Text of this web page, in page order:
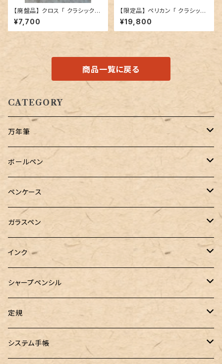
【廃盤品】 クロス 「 クラシック
センチュリー ボールペン （クロ
ーム ／箱無し）」
¥7,700
【限定品】 ペリカン 「 クラシック
K200 ボールペン （パステルブ
ルー）」
¥19,800
商品一覧に戻る
CATEGORY
万年筆
Pelikan（ペリカン）
PILOT（パイロット）
万年筆用コンバーター
SAILOR（セーラー）
PLATINUM（プラチナ）
BENU（ベヌー）
PARKER（パーカー）
Kaweco（カヴェコ）
ボールペン
オリジナルボールペン
Pelikan（ペリカン）
マルチペン
PILOT（パイロット）
SAILOR（セーラー）
Caran d'Ache（カランダッシュ）
Kaweco（カヴェコ）
ペンケース
バハギア & クラフト
ラウンドジップペンケース
ロールペンケース
&Liebe(アンドリーベ)
シーカンパニー
LOONLOON（ルンルン）
ラダイト
ガラスペン
工芸装置
ペンネジューク オリジナル（予約品）
ペンネジューク オリジナル（在庫品）
書籍
佐瀬工業所
リュリュ
インク
オリジナルインク
Tono&Lims
インクガチャ
セーラー万年筆
シャープペンシル
富士瘤クラフト
こぶた工房
定規
Ystudio（ワイスタジオ）
システム手帳